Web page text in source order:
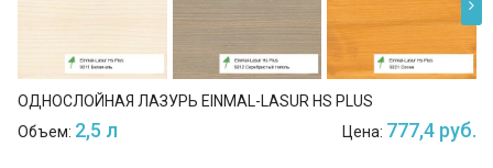
ОДНОСЛОЙНАЯ ЛАЗУРЬ EINMAL-LASUR HS PLUS
Объем: 2,5 л Цена: 777,4 руб.